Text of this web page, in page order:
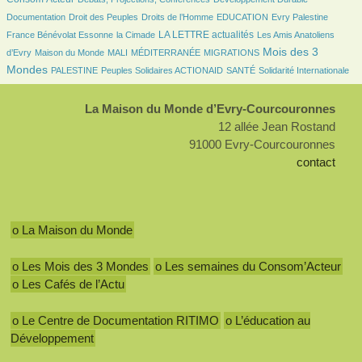
Documentation
54/3554 Droit des Peuples
252/3554 Droits de l’Homme
53/3554 EDUCATION
24/3554 Evry Palestine
93/3554
France Bénévolat Essonne
36/3554 la Cimade
1121/3554 LA LETTRE actualités
76/3554
Les Amis Anatoliens
d’Evry
139/3554Maison du Monde
51/3554 MALI
10/3554 MÉDITERRANÉE
192/3554 MIGRATIONS
1475/3554
Mois des 3
Mondes
154/3554PALESTINE
183/3554 Peuples Solidaires ACTIONAID
124/3554 SANTÉ
384/3554 Solidarité Internationale
La Maison du Monde d’Evry-Courcouronnes
12 allée Jean Rostand
91000 Evry-Courcouronnes
contact
o La Maison du Monde
o Les Mois des 3 Mondes o Les semaines du Consom’Acteur
o Les Cafés de l’Actu
o Le Centre de Documentation RITIMO o L’éducation au
Développement